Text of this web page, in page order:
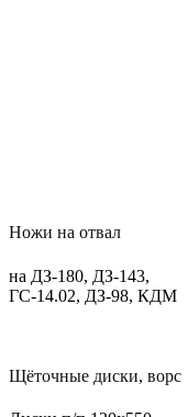
Ножи на отвал
на ДЗ-180, ДЗ-143,
ГС-14.02, ДЗ-98, КДМ
Щёточные диски, ворс